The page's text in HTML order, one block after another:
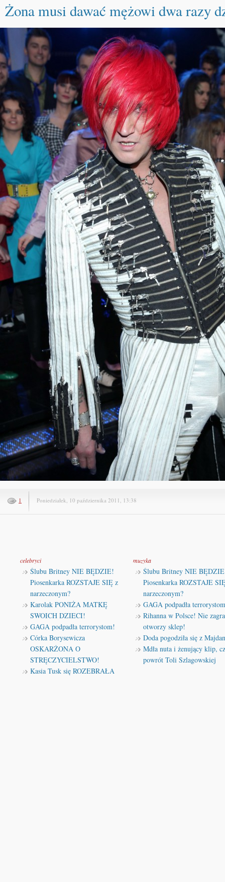
Żona musi dawać mężowi dwa razy
1 Poniedziałek, 10 października 2011, 13:38
celebryci
Ślubu Britney NIE BĘDZIE!
Piosenkarka ROZSTAJE SIĘ z
narzeczonym?
Karolak PONIŻA MATKĘ
SWOICH DZIECI!
GAGA podpadła terrorystom!
Córka Borysewicza
OSKARŻONA O
STRĘCZYCIELSTWO!
Kasia Tusk się ROZEBRAŁA
muzyka
Ślubu Britney NIE
Piosenkarka ROZSTAJE
narzeczonym?
GAGA podpadła
Rihanna w Polsce! Nie
otworzy sklep!
Doda pogodziła się z
Mdła nuta i żenujący klip,
powrót Toli Szlagowskiej